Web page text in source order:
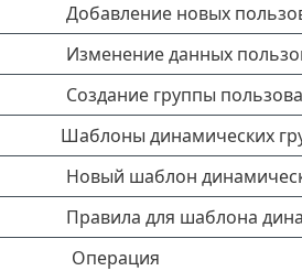
Добавление новых
Изменение данных
Создание группы
Шаблоны динамических
Новый шаблон
Правила для шаблона
Операция